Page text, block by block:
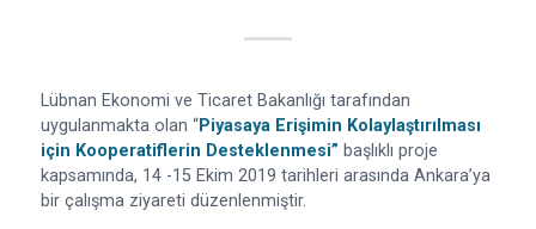
Lübnan Ekonomi ve Ticaret Bakanlığı tarafından
uygulanmakta olan “Piyasaya Erişimin Kolaylaştırılması
için Kooperatiflerin Desteklenmesi” başlıklı proje
kapsamında, 14 -15 Ekim 2019 tarihleri arasında Ankara’ya
bir çalışma ziyareti düzenlenmiştir.